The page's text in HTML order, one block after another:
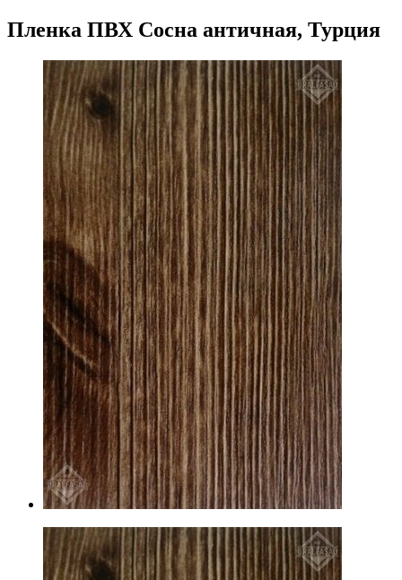
Пленка ПВХ Сосна античная, Турция